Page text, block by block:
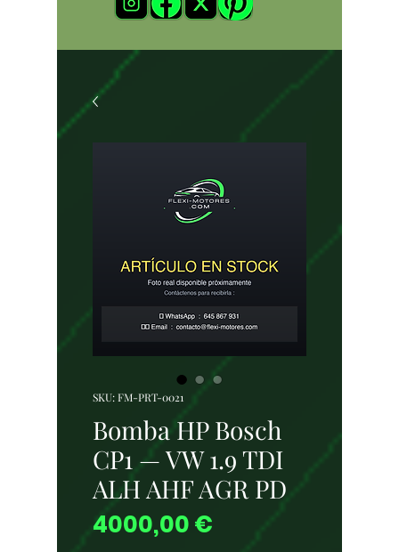
SKU: FM-PRT-0021
Bomba HP Bosch
CP1 — VW 1.9 TDI
ALH AHF AGR PD
4000,00 € Precio